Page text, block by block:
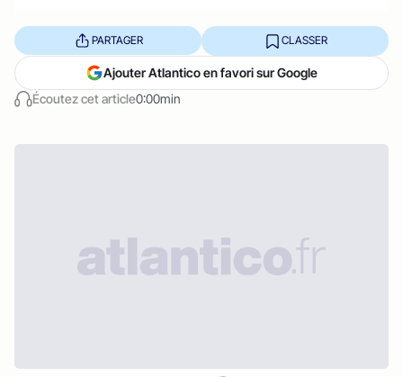
Écoutez cet article0:00min
PARTAGER CLASSER
Ajouter Atlantico en favori sur Google